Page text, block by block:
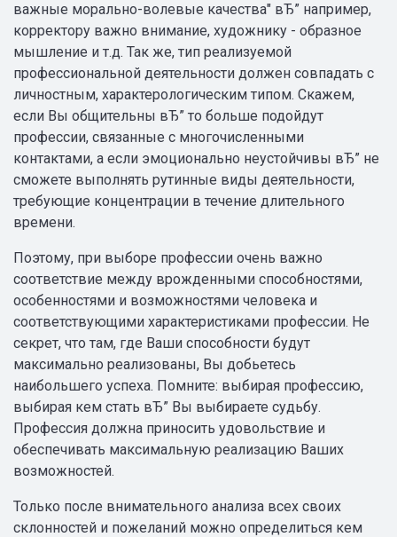
важные морально-волевые качества" вЂ” например,
корректору важно внимание, художнику - образное
мышление и т.д. Так же, тип реализуемой
профессиональной деятельности должен совпадать с
личностным, характерологическим типом. Скажем,
если Вы общительны вЂ” то больше подойдут
профессии, связанные с многочисленными
контактами, а если эмоционально неустойчивы вЂ” не
сможете выполнять рутинные виды деятельности,
требующие концентрации в течение длительного
времени.
Поэтому, при выборе профессии очень важно
соответствие между врожденными способностями,
особенностями и возможностями человека и
соответствующими характеристиками профессии. Не
секрет, что там, где Ваши способности будут
максимально реализованы, Вы добьетесь
наибольшего успеха. Помните: выбирая профессию,
выбирая кем стать вЂ” Вы выбираете судьбу.
Профессия должна приносить удовольствие и
обеспечивать максимальную реализацию Ваших
возможностей.
Только после внимательного анализа всех своих
склонностей и пожеланий можно определиться кем